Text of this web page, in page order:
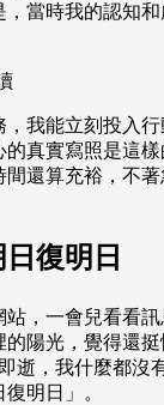
當時我的認知和
我能立刻投入
的真實寫照是這
還算充裕，不
復明日
站，一會兒看看
陽光，覺得還
逝，我什麼都沒
明日」。